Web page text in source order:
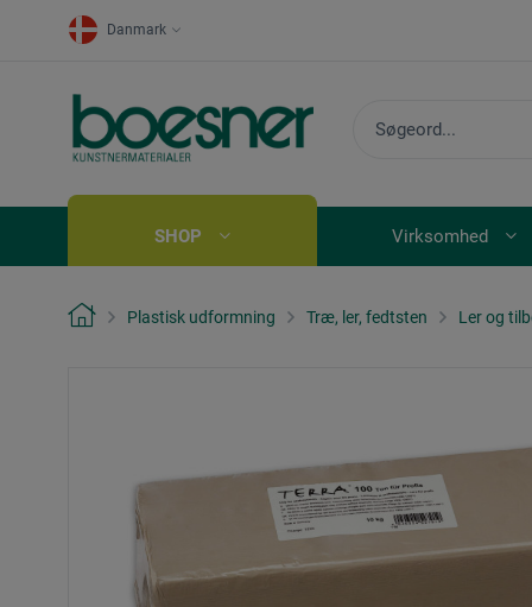
Danmark
SHOP Virksomhed
Plastisk udformning Træ, ler, fedtsten Ler og